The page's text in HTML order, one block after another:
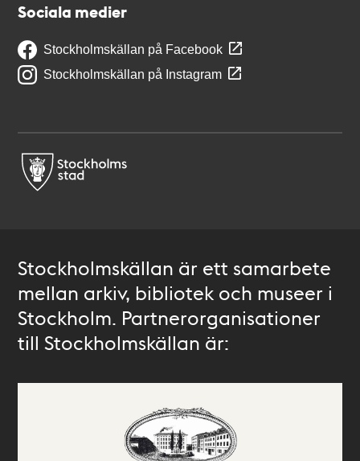
Sociala medier
Stockholmskällan på Facebook
Stockholmskällan på Instagram
Stockholmskällan är ett samarbete
mellan arkiv, bibliotek och museer i
Stockholm. Partnerorganisationer
till Stockholmskällan är: